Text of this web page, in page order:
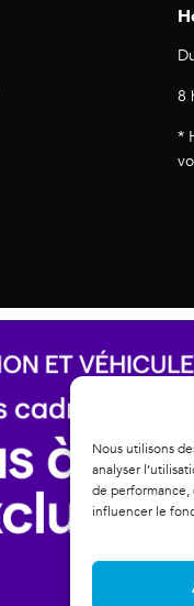
Nous utilisons
analyser
de performance,
influencer le
8
*